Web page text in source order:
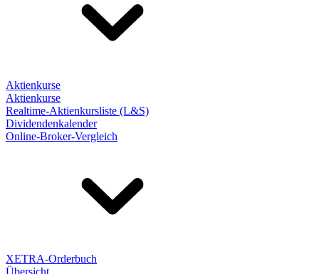
Aktienkurse
Aktienkurse
Realtime-Aktienkursliste (L&S)
Dividendenkalender
Online-Broker-Vergleich
XETRA-Orderbuch
Übersicht